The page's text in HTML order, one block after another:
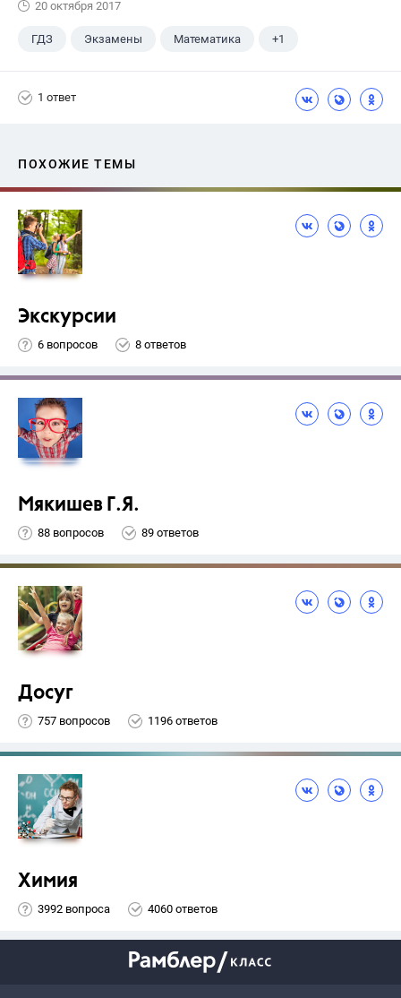
20 октября 2017
ГДЗ Экзамены Математика +1
1 ответ
ПОХОЖИЕ ТЕМЫ
Экскурсии
6 вопросов 8 ответов
Мякишев Г.Я.
88 вопросов 89 ответов
Досуг
757 вопросов 1196 ответов
Химия
3992 вопроса 4060 ответов